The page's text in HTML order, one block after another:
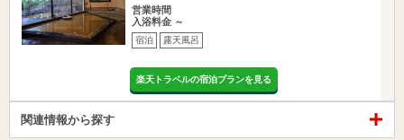
営業時間
入浴料金 ～
宿泊 露天風呂
楽天トラベルの宿泊プランを見る
関連情報から探す